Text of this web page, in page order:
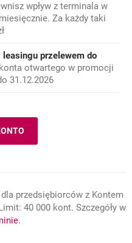
wpływ z terminala w
Za każdy taki
leasingu przelewem do
otwartego w promocji
31.12.2026
MÓJ BIZNES.
SIĘ W NOWEJ KARCIE
przedsiębiorców z Kontem
40 000 kont. Szczegóły w
Link otwiera się w nowym
otwiera się w nowej karcie
.